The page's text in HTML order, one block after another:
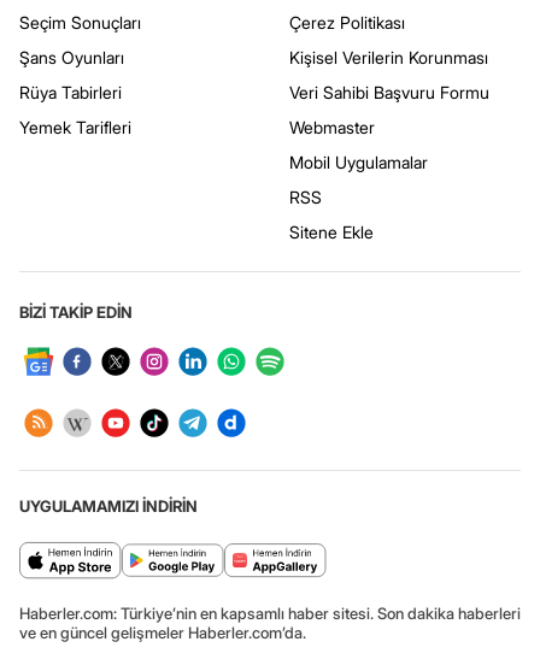
Seçim Sonuçları
Şans Oyunları
Rüya Tabirleri
Yemek Tarifleri
Çerez Politikası
Kişisel Verilerin Korunması
Veri Sahibi Başvuru Formu
Webmaster
Mobil Uygulamalar
RSS
Sitene Ekle
BİZİ TAKİP EDİN
UYGULAMAMIZI İNDİRİN
Haberler.com: Türkiye’nin en kapsamlı haber sitesi. Son dakika haberleri
ve en güncel gelişmeler Haberler.com’da.